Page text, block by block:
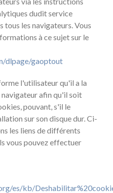
dudit service
tous les navigateurs. Vous
à ce sujet sur le
dlpage/gaoptout
l'utilisateur qu'il a la
afin qu'il soit
pouvant, s'il le
sur son disque dur. Ci-
les liens de différents
vous pouvez effectuer
es/kb/